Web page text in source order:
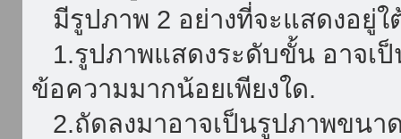
มีรูปภาพ 2 อย่างที่จะแสดงอยู่ใ
1.รูปภาพแสดงระดับขั้น อาจเ
ข้อความมากน้อยเพียงใด.
2.ถัดลงมาอาจเป็นรูปภาพขนา